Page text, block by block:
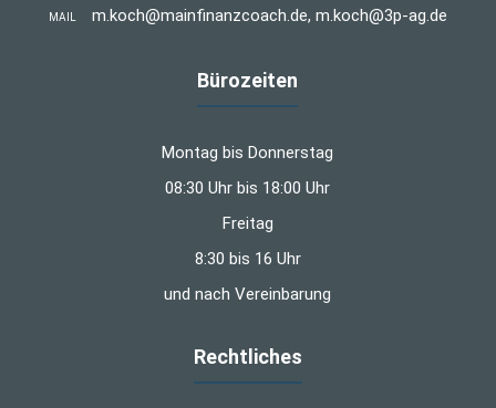
MAIL m.koch@mainfinanzcoach.de, m.koch@3p-ag.de
Bürozeiten
Montag bis Donnerstag
08:30 Uhr bis 18:00 Uhr
Freitag
8:30 bis 16 Uhr
und nach Vereinbarung
Rechtliches